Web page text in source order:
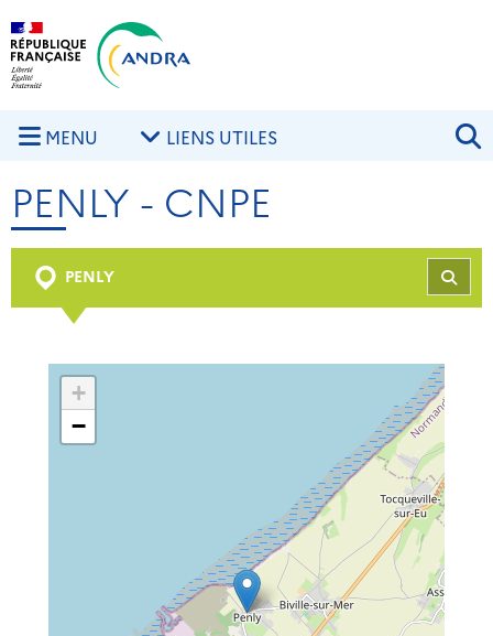
Aller au contenu principal
MENU LIENS UTILES
PENLY - CNPE
PENLY
+
−